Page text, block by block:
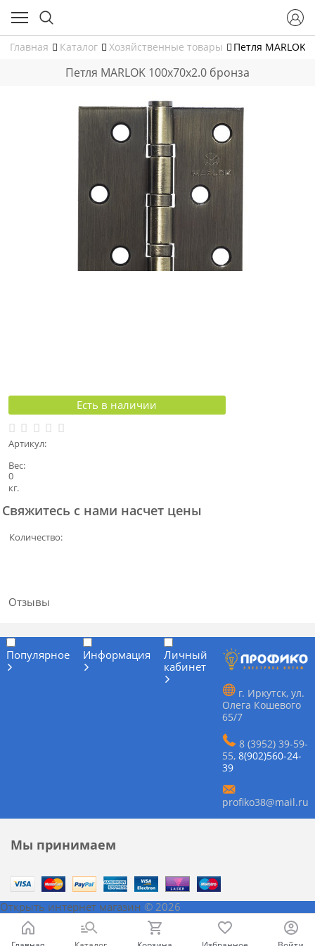
Главная Каталог Хозяйственные товары Петля MARLOK
Петля MARLOK 100х70х2.0 бронза
Есть в наличии
Артикул:
Вес:
0
кг.
Свяжитесь с нами насчет цены
Количество:
Отзывы
Популярное Информация
Личный
кабинет
г. Иркутск, ул.
Олега Кошевого
65/7
8 (3952) 39-59-
55, 8(902)560-24-
39
profiko38@mail.ru
Мы принимаем
Открыть интернет магазин © 2026